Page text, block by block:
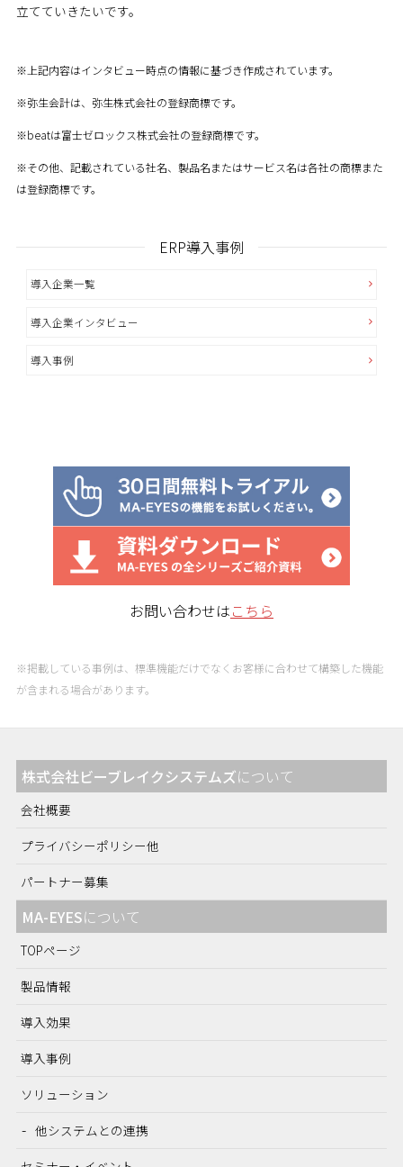
立てていきたいです。
※上記内容はインタビュー時点の情報に基づき作成されています。
※弥生会計は、弥生株式会社の登録商標です。
※beatは富士ゼロックス株式会社の登録商標です。
※その他、記載されている社名、製品名またはサービス名は各社の商標また
は登録商標です。
ERP導入事例
導入企業一覧
導入企業インタビュー
導入事例
お問い合わせはこちら
※掲載している事例は、標準機能だけでなくお客様に合わせて構築した機能
が含まれる場合があります。
株式会社ビーブレイクシステムズについて
会社概要
プライバシーポリシー他
パートナー募集
MA-EYESについて
TOPページ
製品情報
導入効果
導入事例
ソリューション
他システムとの連携